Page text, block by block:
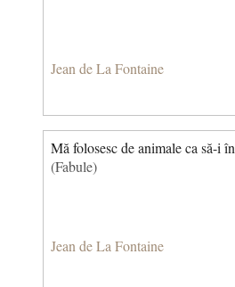
Jean de La Fontaine
Mă folosesc de animale ca să-i
(Fabule)
Jean de La Fontaine